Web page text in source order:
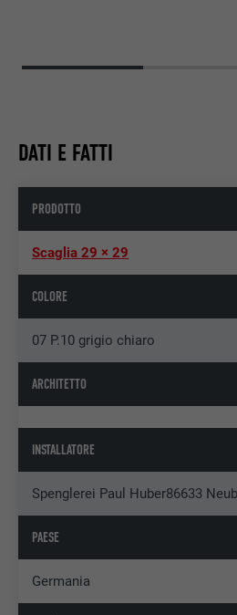
DATI E FATTI
PRODOTTO
Scaglia 29 × 29
COLORE
07 P.10 grigio chiaro
ARCHITETTO
INSTALLATORE
Spenglerei Paul Huber86633
PAESE
Germania